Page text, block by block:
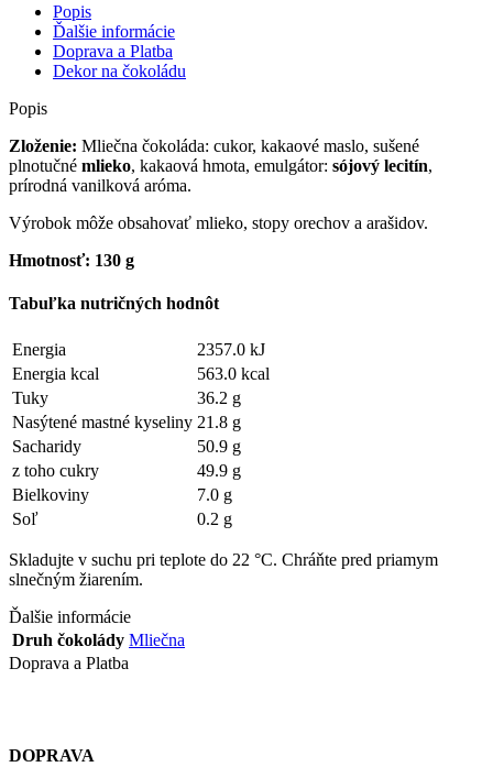
Popis
Ďalšie informácie
Doprava a Platba
Dekor na čokoládu
Popis
Zloženie: Mliečna čokoláda: cukor, kakaové maslo, sušené
plnotučné mlieko, kakaová hmota, emulgátor: sójový lecitín,
prírodná vanilková aróma.
Výrobok môže obsahovať mlieko, stopy orechov a arašidov.
Hmotnosť: 130 g
Tabuľka nutričných hodnôt
Energia
2357.0 kJ
Energia kcal
563.0 kcal
Tuky
36.2 g
Nasýtené mastné kyseliny 21.8 g
Sacharidy
50.9 g
z toho cukry
49.9 g
Bielkoviny
7.0 g
Soľ
0.2 g
Skladujte v suchu pri teplote do 22 °C. Chráňte pred priamym
slnečným žiarením.
Ďalšie informácie
Druh čokolády Mliečna
Doprava a Platba
DOPRAVA